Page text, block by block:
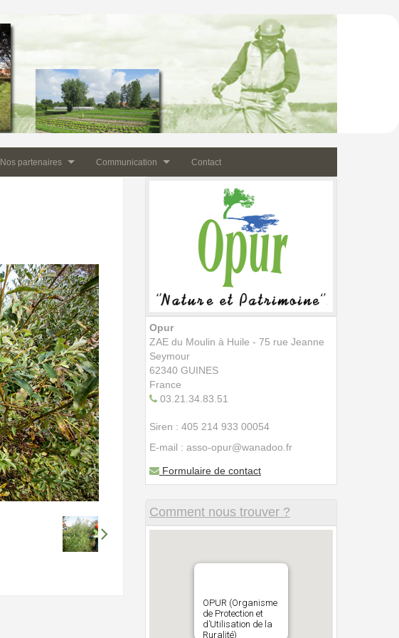
Nos partenaires Communication Contact
Opur
ZAE du Moulin à Huile - 75 rue Jeanne
Seymour
62340 GUINES
France
03.21.34.83.51
Siren : 405 214 933 00054
E-mail : asso-opur@wanadoo.fr
Formulaire de contact
Comment nous trouver ?
OPUR (Organisme
de Protection et
d’Utilisation de la
Ruralité)